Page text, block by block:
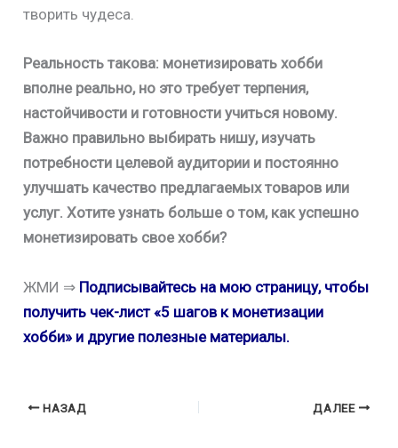
творить чудеса.
Реальность такова: монетизировать хобби
вполне реально, но это требует терпения,
настойчивости и готовности учиться новому.
Важно правильно выбирать нишу, изучать
потребности целевой аудитории и постоянно
улучшать качество предлагаемых товаров или
услуг. Хотите узнать больше о том, как успешно
монетизировать свое хобби?
ЖМИ ⇒ Подписывайтесь на мою страницу, чтобы
получить чек-лист «5 шагов к монетизации
хобби» и другие полезные материалы.
НАЗАД ДАЛЕЕ